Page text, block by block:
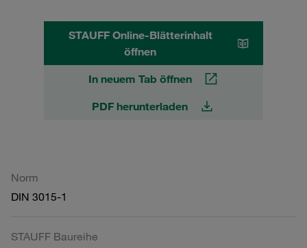
STAUFF Online-Blätterinhalt
öffnen
In neuem Tab öffnen
PDF herunterladen
Norm
DIN 3015-1
STAUFF Baureihe